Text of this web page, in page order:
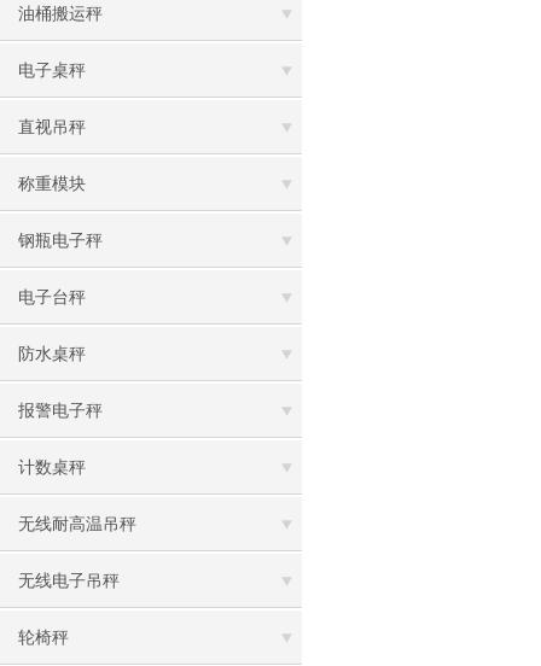
油桶搬运秤
电子桌秤
直视吊秤
称重模块
钢瓶电子秤
电子台秤
防水桌秤
报警电子秤
计数桌秤
无线耐高温吊秤
无线电子吊秤
轮椅秤